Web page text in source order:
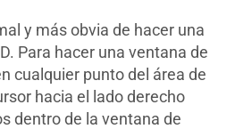
y más obvia de hacer una
Para hacer una ventana de
cualquier punto del área de
hacia el lado derecho
dentro de la ventana de